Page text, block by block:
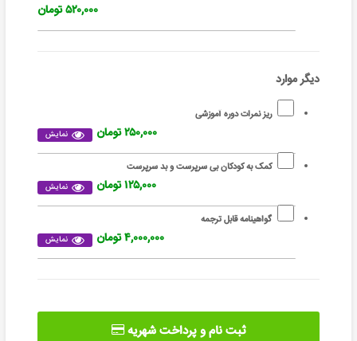
۵۲۰,۰۰۰ تومان
دیگر موارد
ریز نمرات دوره آموزشی
نمایش ۲۵۰,۰۰۰ تومان
کمک به کودکان بی سرپرست و بد سرپرست
نمایش ۱۲۵,۰۰۰ تومان
گواهینامه قابل ترجمه
نمایش ۴,۰۰۰,۰۰۰ تومان
ثبت نام و پرداخت شهریه